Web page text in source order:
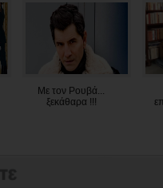
Με τον Ρουβά...
ξεκάθαρα !!!